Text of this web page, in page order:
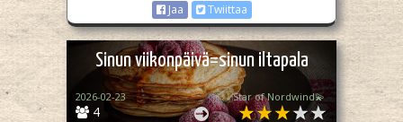
Jaa
Twiittaa
Sinun viikonpäivä=sinun iltapala
4
2026-02-23 🇫🇮Star of Nordwind💫